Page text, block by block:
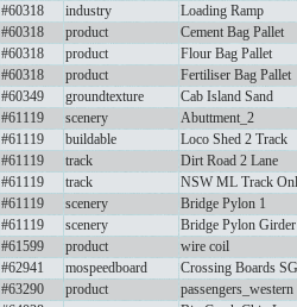
#60318 industry
Loading Ramp
#60318 product
Cement Bag Pallet
#60318 product
Flour Bag Pallet
#60318 product
Fertiliser Bag Pallet
#60349 groundtexture
Cab Island Sand
#61119 scenery
Abuttment_2
#61119 buildable
Loco Shed 2 Track
#61119 track
Dirt Road 2 Lane
#61119 track
NSW ML Track
#61119 scenery
Bridge Pylon 1
#61119 scenery
Bridge Pylon
#61599 product
wire coil
#62941 mospeedboard
Crossing Boards
#63290 product
passengers_western